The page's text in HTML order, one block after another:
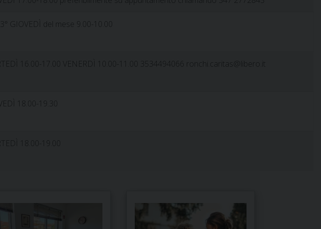
GIOVEDÌ del mese 9.00-10.00
16.00-17.00 VENERDÌ 10.00-11.00 3534494066 ronchi.caritas@libero.it
18.00-19.30
18.00-19.00